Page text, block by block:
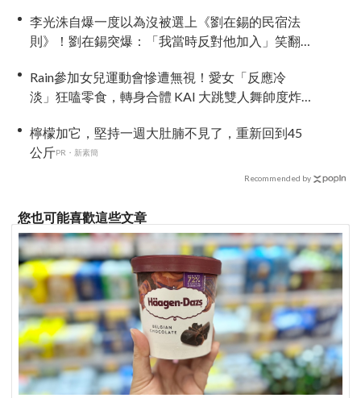
李光洙自爆一度以為沒被選上《劉在錫的民宿法
則》！劉在錫突爆：「我當時反對他加入」笑翻
Rain參加女兒運動會慘遭無視！愛女「反應冷
淡」狂嗑零食，轉身合體 KAI 大跳雙人舞帥度炸
檸檬加它，堅持一週大肚腩不見了，重新回到45
公斤PR・新素簡
Recommended by
您也可能喜歡這些文章